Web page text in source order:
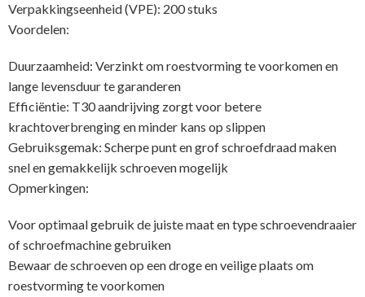
Verpakkingseenheid (VPE): 200 stuks
Voordelen:
Duurzaamheid: Verzinkt om roestvorming te voorkomen en
lange levensduur te garanderen
Efficiëntie: T30 aandrijving zorgt voor betere
krachtoverbrenging en minder kans op slippen
Gebruiksgemak: Scherpe punt en grof schroefdraad maken
snel en gemakkelijk schroeven mogelijk
Opmerkingen:
Voor optimaal gebruik de juiste maat en type schroevendraaier
of schroefmachine gebruiken
Bewaar de schroeven op een droge en veilige plaats om
roestvorming te voorkomen